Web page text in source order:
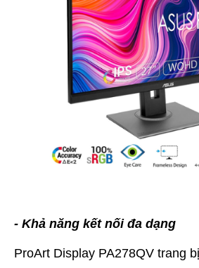
- Khả năng kết nối đa dạng
ProArt Display PA278QV trang